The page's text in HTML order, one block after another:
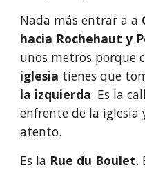
Nada más entrar a a
hacia Rochehaut y
iglesia tienes que
la izquierda. Es la
enfrente de la iglesia
atento.
Es la Rue du Boulet.